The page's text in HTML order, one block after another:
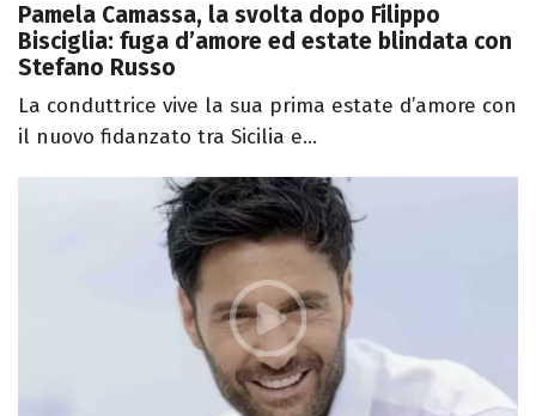
Pamela Camassa, la svolta dopo Filippo
Bisciglia: fuga d’amore ed estate blindata con
Stefano Russo
La conduttrice vive la sua prima estate d’amore con
il nuovo fidanzato tra Sicilia e...